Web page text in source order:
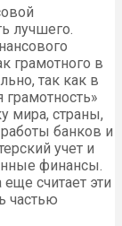
лучшего.
грамотного в
так как в
мира, страны,
банков и
учет и
финансы.
считает эти
частью